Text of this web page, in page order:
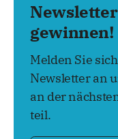
gewinnen!
Melden Sie
Newsletter an
an der
teil.